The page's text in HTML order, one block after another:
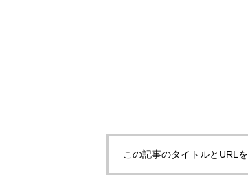
実験哲学とは？「直観の可塑性」研究からわかる
この記事のタイトルとURL